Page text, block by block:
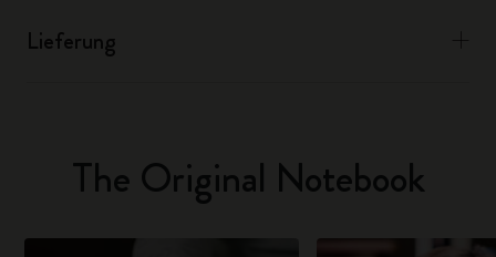
Lieferung
The Original Notebook